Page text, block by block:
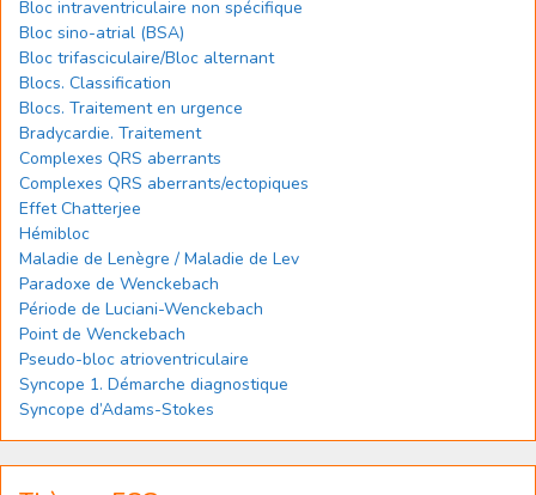
Bloc intraventriculaire non spécifique
Bloc sino-atrial (BSA)
Bloc trifasciculaire/Bloc alternant
Blocs. Classification
Blocs. Traitement en urgence
Bradycardie. Traitement
Complexes QRS aberrants
Complexes QRS aberrants/ectopiques
Effet Chatterjee
Hémibloc
Maladie de Lenègre / Maladie de Lev
Paradoxe de Wenckebach
Période de Luciani-Wenckebach
Point de Wenckebach
Pseudo-bloc atrioventriculaire
Syncope 1. Démarche diagnostique
Syncope d’Adams-Stokes